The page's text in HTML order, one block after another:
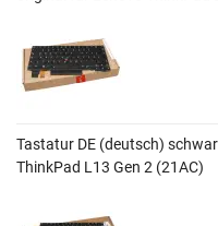
Tastatur DE (deutsch)
ThinkPad L13 Gen 2 (21AC)